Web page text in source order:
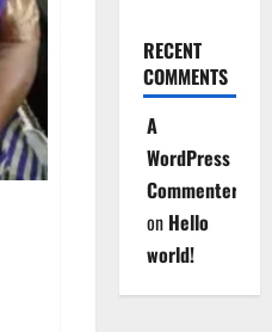
RECENT
COMMENTS
A
WordPress
Commenter
on Hello
world!